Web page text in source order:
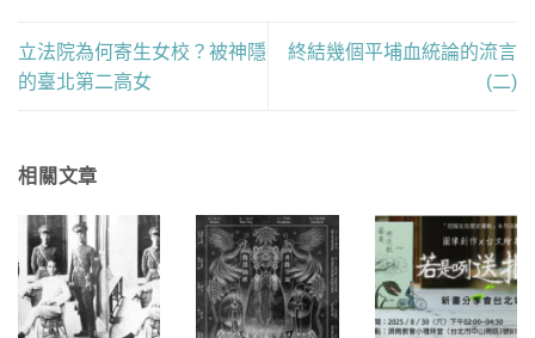
立法院為何寄生女校？被神隱
的臺北第二高女
終結幾個平埔血統論的流言
(二)
相關文章